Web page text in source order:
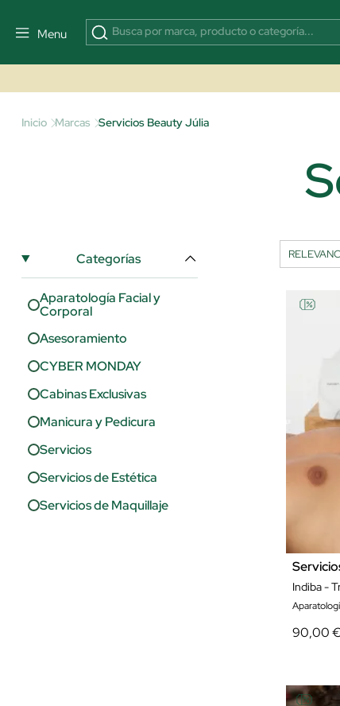
Menu
Inicio Marcas Servicios Beauty Júlia
Categorías
Aparatología Facial y
Corporal
Asesoramiento
CYBER MONDAY
Cabinas Exclusivas
Manicura y Pedicura
Servicios
Servicios de Estética
Servicios de Maquillaje
Indiba -
90,00